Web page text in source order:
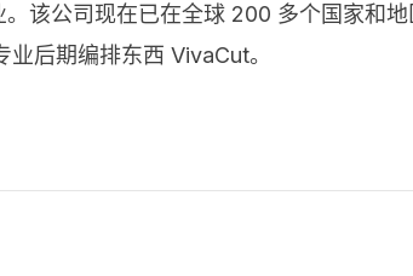
该公司现在已在全球 200 多个国家和
后期编排东西 VivaCut。